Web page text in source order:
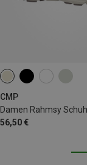
CMP
Damen Rahmsy
56,50 €